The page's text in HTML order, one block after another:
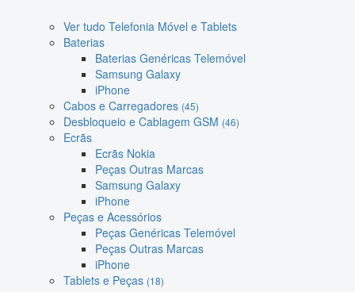
Ver tudo Telefonia Móvel e Tablets
Baterias
Baterias Genéricas Telemóvel
Samsung Galaxy
iPhone
Cabos e Carregadores (45)
Desbloqueio e Cablagem GSM (46)
Ecrãs
Ecrãs Nokia
Peças Outras Marcas
Samsung Galaxy
iPhone
Peças e Acessórios
Peças Genéricas Telemóvel
Peças Outras Marcas
iPhone
Tablets e Peças (18)